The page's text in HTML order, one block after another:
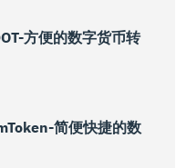
方便的数字货币转
简便快捷的数